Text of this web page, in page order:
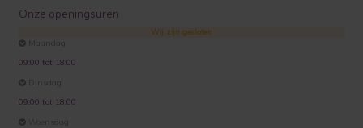
Onze openingsuren
Wij zijn gesloten
Maandag
09:00 tot 18:00
Dinsdag
09:00 tot 18:00
Woensdag